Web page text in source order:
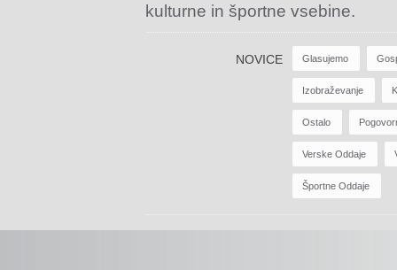
kulturne in športne vsebine.
NOVICE Glasujemo
Izobraževanje
Ostalo
Verske Oddaje
Športne Oddaje